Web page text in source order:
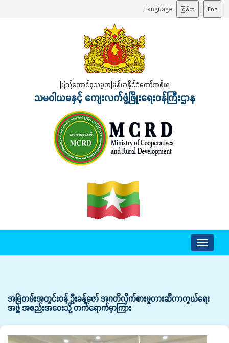
Language : မြန်မာ | Eng
ပြည်ထောင်စုသမ္မတမြန်မာနိုင်ငံတော်အစိုးရ
သမဝါယမနှင့် ကျေးလက်ဖွံ့ဖြိုးရေးဝန်ကြီးဌာန
Toggle
အမြဲတမ်းအတွင်းဝန် ဦးခန့်ဇော် အဂတိလိုက်စားမှုတားဆီကာကွယ်ရေး
အဖွဲ့ အစည်းအဝေးသို့ တက်ရောက်မှာကြား